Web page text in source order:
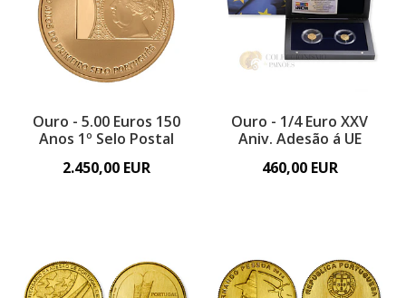
Ouro - 5.00 Euros 150
Anos 1º Selo Postal
2.450,00 EUR
Ouro - 1/4 Euro XXV
Aniv. Adesão á UE
460,00 EUR